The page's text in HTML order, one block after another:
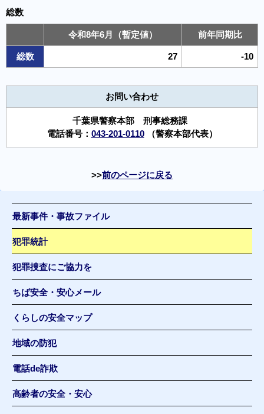
総数
令和8年6月（暫定値） 前年同期比
総数 27 -10
お問い合わせ
千葉県警察本部 刑事総務課
電話番号： 043-201-0110（警察本部代表）
前のページに戻る
最新事件・事故ファイル
犯罪統計
犯罪捜査にご協力を
ちば安全・安心メール
くらしの安全マップ
地域の防犯
電話de詐欺
高齢者の安全・安心